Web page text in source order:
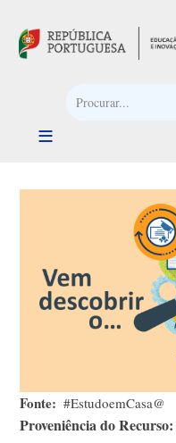
Fonte #EstudoemCasa@
Proveniência do Recurso